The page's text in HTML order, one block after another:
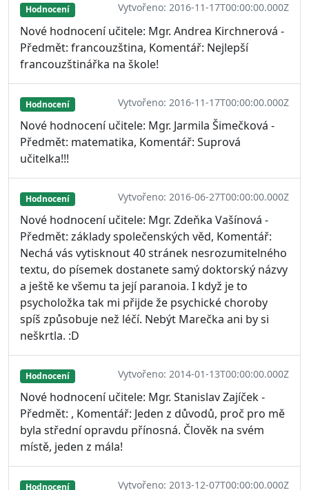
Hodnocení Vytvořeno: 2016-11-17T00:00:00.000Z
Nové hodnocení učitele: Mgr. Andrea Kirchnerová -
Předmět: francouzština, Komentář: Nejlepší
francouzštinářka na škole!
Hodnocení Vytvořeno: 2016-11-17T00:00:00.000Z
Nové hodnocení učitele: Mgr. Jarmila Šimečková -
Předmět: matematika, Komentář: Suprová
učitelka!!!
Hodnocení Vytvořeno: 2016-06-27T00:00:00.000Z
Nové hodnocení učitele: Mgr. Zdeňka Vašínová -
Předmět: základy společenských věd, Komentář:
Nechá vás vytisknout 40 stránek nesrozumitelného
textu, do písemek dostanete samý doktorský názvy
a ještě ke všemu ta její paranoia. I když je to
psycholožka tak mi přijde že psychické choroby
spíš způsobuje než léčí. Nebýt Marečka ani by si
neškrtla. :D
Hodnocení Vytvořeno: 2014-01-13T00:00:00.000Z
Nové hodnocení učitele: Mgr. Stanislav Zajíček -
Předmět: , Komentář: Jeden z důvodů, proč pro mě
byla střední opravdu přínosná. Člověk na svém
místě, jeden z mála!
Hodnocení Vytvořeno: 2013-12-07T00:00:00.000Z